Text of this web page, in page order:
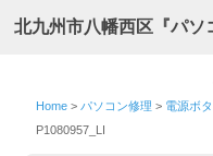
北九州市八幡西区『パソ
Home > パソコン修理 > 電源ボ
P1080957_LI